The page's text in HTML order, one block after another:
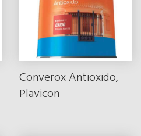
Converox Antioxido,
Plavicon